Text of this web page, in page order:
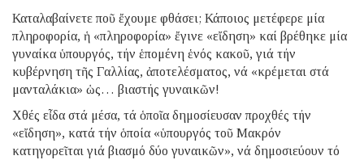
Καταλαβαίνετε ποῦ ἔχουμε φθάσει; Κάποιος μετέφερε μία
πληροφορία, ἡ «πληροφορία» ἔγινε «εἴδηση» καί βρέθηκε μία
γυναίκα ὑπουργός, τήν ἑπομένη ἑνός κακοῦ, γιά τήν
κυβέρνηση τῆς Γαλλίας, ἀποτελέσματος, νά «κρέμεται στά
μανταλάκια» ὡς… βιαστής γυναικῶν!
Χθές εἶδα στά μέσα, τά ὁποῖα δημοσίευσαν προχθές τήν
«εἴδηση», κατά τήν ὁποία «ὑπουργός τοῦ Μακρόν
κατηγορεῖται γιά βιασμό δύο γυναικῶν», νά δημοσιεύουν τό